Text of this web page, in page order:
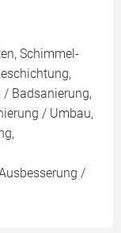
Schimmel-
/ Badsanierung,
/ Umbau,
/